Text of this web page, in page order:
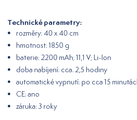
Technické parametry:
rozměry: 40 x 40 cm
hmotnost: 1850 g
baterie: 2200 mAh; 11,1 V; Li-Ion
doba nabíjení: cca. 2,5 hodiny
automatické vypnutí: po cca 15
CE: ano
záruka: 3 roky